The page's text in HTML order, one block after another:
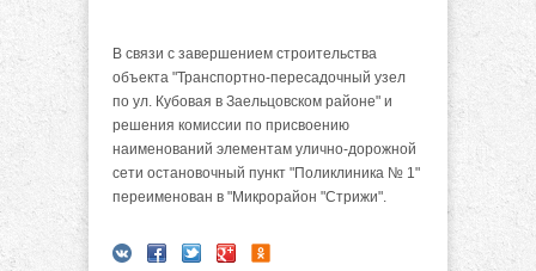
В связи с завершением строительства
объекта "Транспортно-пересадочный узел
по ул. Кубовая в Заельцовском районе" и
решения комиссии по присвоению
наименований элементам улично-дорожной
сети остановочный пункт "Поликлиника № 1"
переименован в "Микрорайон "Стрижи".